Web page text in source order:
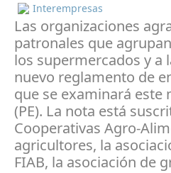
Interempresas
Las organizaciones
patronales que
los supermercados y a
nuevo reglamento de
que se examinará este
(PE). La nota está
Cooperativas Agro-
agricultores, la
FIAB, la asociación de